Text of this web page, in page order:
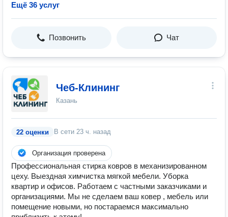
Ещё 36 услуг
Позвонить Чат
Чеб-Клининг
Казань
22 оценки В сети 23 ч. назад
Организация проверена
Профессиональная стирка ковров в механизированном
цеху. Выездная химчистка мягкой мебели. Уборка
квартир и офисов. Работаем с частными заказчиками и
организациями. Мы не сделаем ваш ковер , мебель или
помещение новыми, но постараемся максимально